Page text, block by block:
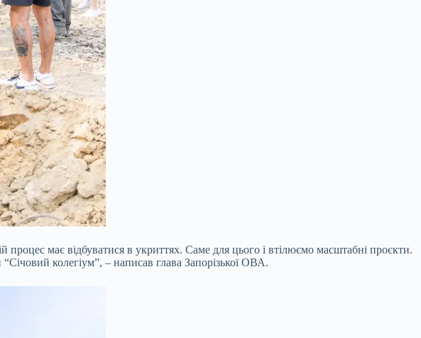
процес має відбуватися в укриттях. Саме для цього і втілюємо масштабні проєкти.
колегіум”, – написав глава Запорізької ОВА.